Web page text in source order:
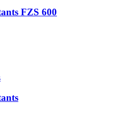
FZS 600